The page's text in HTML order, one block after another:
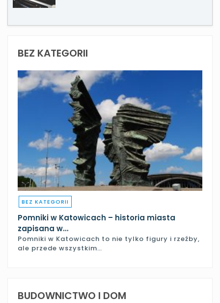
BEZ KATEGORII
BEZ KATEGORII
Pomniki w Katowicach – historia miasta
zapisana w…
Pomniki w Katowicach to nie tylko figury i rzeźby,
ale przede wszystkim…
BUDOWNICTWO I DOM